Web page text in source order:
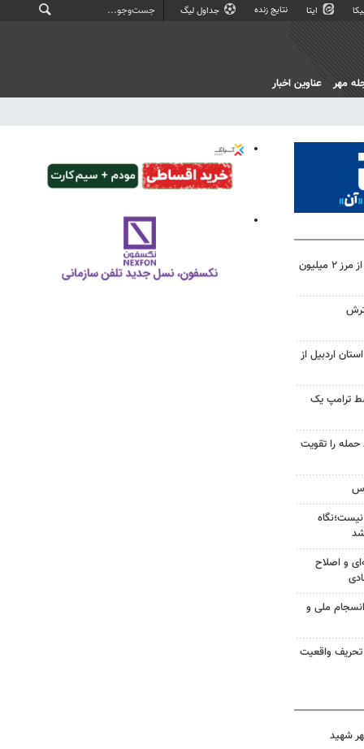
ایتا نتایج زنده جداول لیگ
مهر عناوین اخبار
تردد زائران اربعین در خوزستان از مرز ۲ میلیون
اردبیل از
ترامپ یک
خط حمله را تقویت
و اصلاح
ملی و
واقعیت
شهید